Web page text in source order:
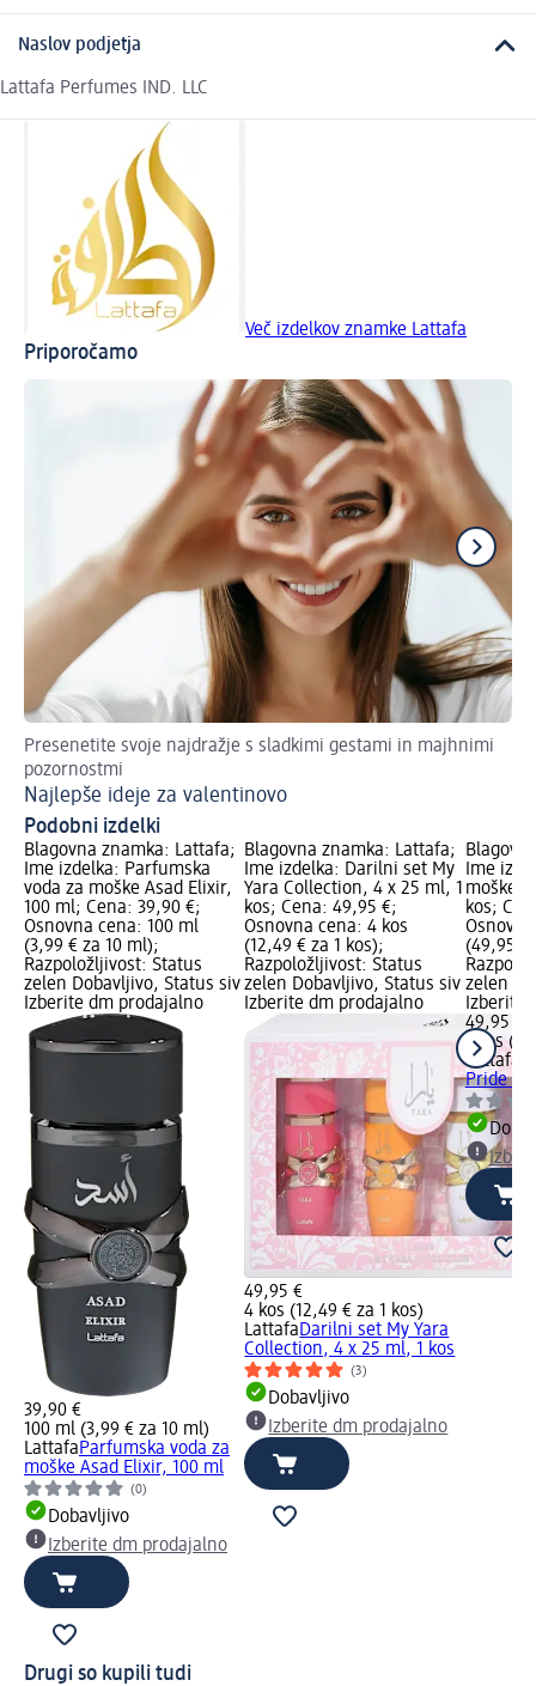
Naslov podjetja
Lattafa Perfumes IND. LLC
Več izdelkov znamke Lattafa
Priporočamo
Presenetite svoje najdražje s sladkimi gestami in majhnimi
pozornostmi
Najlepše ideje za valentinovo
Podobni izdelki
Blagovna znamka: Lattafa;
Ime izdelka: Parfumska
voda za moške Asad Elixir,
100 ml; Cena: 39,90 €;
Osnovna cena: 100 ml
(3,99 € za 10 ml);
Razpoložljivost: Status
zelen Dobavljivo, Status siv
Izberite dm prodajalno
39,90 €
100 ml (3,99 € za 10 ml)
LattafaParfumska voda za
moške Asad Elixir, 100 ml
(0)
Dobavljivo
Izberite dm prodajalno
Blagovna znamka: Lattafa;
Ime izdelka: Darilni set My
Yara Collection, 4 x 25 ml, 1
kos; Cena: 49,95 €;
Osnovna cena: 4 kos
(12,49 € za 1 kos);
Razpoložljivost: Status
zelen Dobavljivo, Status siv
Izberite dm prodajalno
49,95 €
4 kos (12,49 € za 1 kos)
LattafaDarilni set My Yara
Collection, 4 x 25 ml, 1 kos
(3)
Dobavljivo
Izberite dm prodajalno
Ime
moške
kos;
(49,95 €
zelen
Izberite
49,95 €
1 kos
Lattafa
Pride
Drugi so kupili tudi